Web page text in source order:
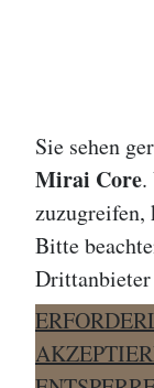
Sie sehen
Mirai Core.
zuzugreifen,
Bitte
Drittanbieter